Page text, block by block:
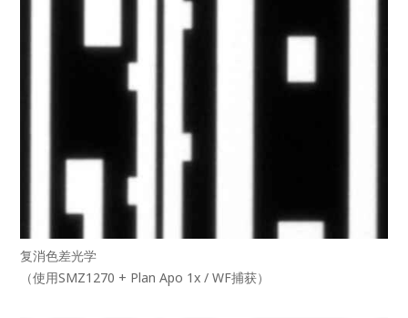
复消色差光学
（使用SMZ1270 + Plan Apo 1x / WF捕获）